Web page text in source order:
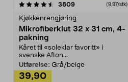
3809anmeldelser(9,97/stk)
Kjøkkenrengjøring
Mikrofiberklut 32 x 31 cm, 4-
pakning
Kåret til «soleklar favoritt» i
svenske Afton...
Utførelse: Grå/beige
39,90
4.5av 5 stjerner